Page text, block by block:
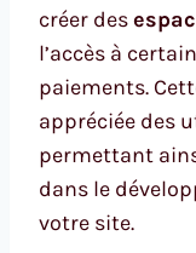
créer des
l’accès à
paiements.
appréciée des
permettant
dans le
votre site.